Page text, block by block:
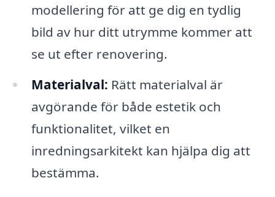
modellering för att ge dig en tydlig
bild av hur ditt utrymme kommer att
se ut efter renovering.
Materialval: Rätt materialval är
avgörande för både estetik och
funktionalitet, vilket en
inredningsarkitekt kan hjälpa dig att
bestämma.